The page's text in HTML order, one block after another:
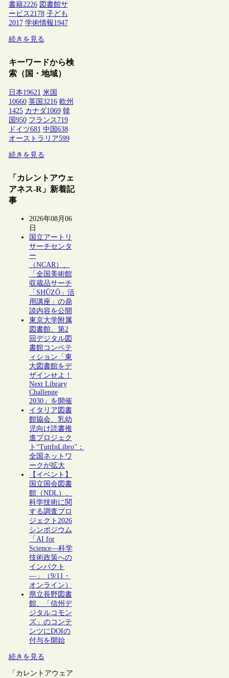
書籍2226 図書館サ
ービス2178 子ども
2017 学術情報1947
続きを見る
キーワードから検
索（国・地域）
日本19621 米国
10660 英国3216 欧州
1425 カナダ1069 韓
国950 フランス 719
ドイツ681 中国638
オーストラリア599
続きを見る
「カレントアウェ
アネス-R」新着記
事
2026年08月06
日
国立アートリ
サーチセンタ
ー
（NCAR）、
「全国美術館
収蔵品サーチ
「SHŪZŌ」活
用講座」の鼎
談内容を公開
東京大学附属
図書館、第2
回デジタル図
書館コンペテ
ィション「東
大図書館をデ
ザインせよ！
Next Library
Challenge
2030」を開催
イタリア図書
館協会、乳幼
児向け読書推
進プロジェク
ト“TuttInLibro”：
全国ネットワ
ークが拡大
【イベント】
国立国会図書
館（NDL）、
科学技術に関
する調査プロ
ジェクト2026
シンポジウム
「AI for
Science―科学
技術政策への
インパクト
―」（9/11・
オンライン）
県立長野図書
館、「信州デ
ジタルコモン
ズ」のコンテ
ンツにDOIの
付与を開始
続きを見る
「カレントアウェア